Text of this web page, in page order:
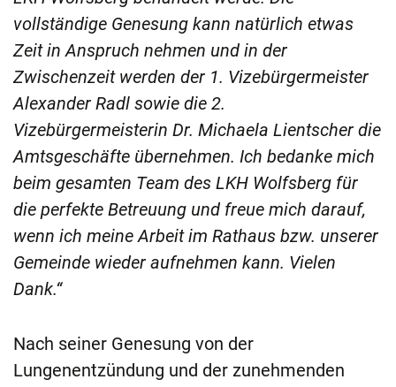
vollständige Genesung kann natürlich etwas
Zeit in Anspruch nehmen und in der
Zwischenzeit werden der 1. Vizebürgermeister
Alexander Radl sowie die 2.
Vizebürgermeisterin Dr. Michaela Lientscher die
Amtsgeschäfte übernehmen. Ich bedanke mich
beim gesamten Team des LKH Wolfsberg für
die perfekte Betreuung und freue mich darauf,
wenn ich meine Arbeit im Rathaus bzw. unserer
Gemeinde wieder aufnehmen kann. Vielen
Dank.“
Nach seiner Genesung von der
Lungenentzündung und der zunehmenden